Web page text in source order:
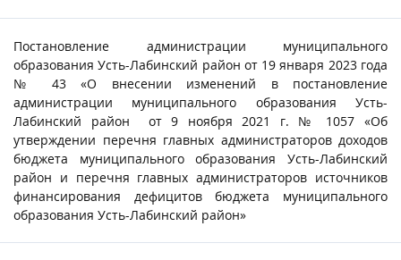
Постановление администрации муниципального
образования Усть-Лабинский район от 19 января 2023 года
№ 43 «О внесении изменений в постановление
администрации муниципального образования Усть-
Лабинский район от 9 ноября 2021 г. № 1057 «Об
утверждении перечня главных администраторов доходов
бюджета муниципального образования Усть-Лабинский
район и перечня главных администраторов источников
финансирования дефицитов бюджета муниципального
образования Усть-Лабинский район»